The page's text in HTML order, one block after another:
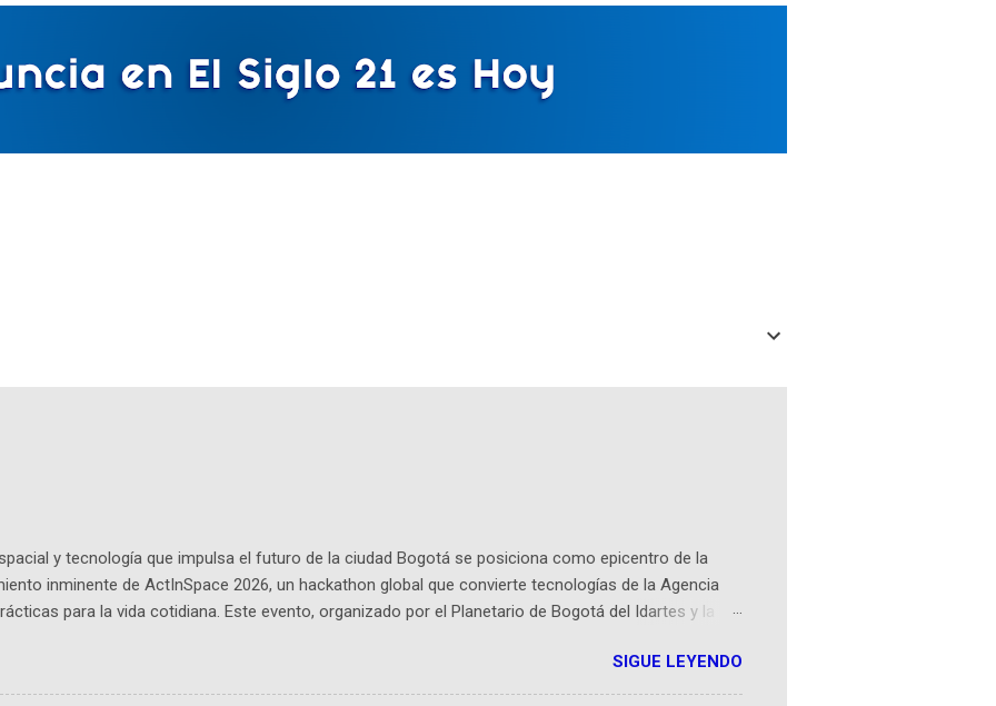
y tecnología que impulsa el futuro de la ciudad Bogotá se posiciona como epicentro de la
inminente de ActInSpace 2026, un hackathon global que convierte tecnologías de la Agencia
para la vida cotidiana. Este evento, organizado por el Planetario de Bogotá del Idartes y la
es ActInSpace y por qué importa en Bogotá ActInSpace es una competencia mundial que opera en
tienen 24 horas para idear startups basadas en tecnologías espaciales como satélites y
SIGUE LEYENDO